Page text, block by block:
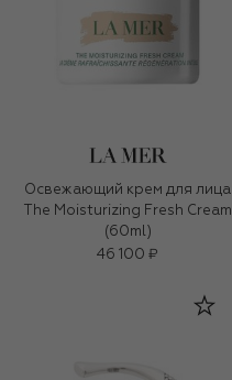
Освежающий крем для лица
The Moisturizing Fresh Cream
(60ml)
46 100 ₽